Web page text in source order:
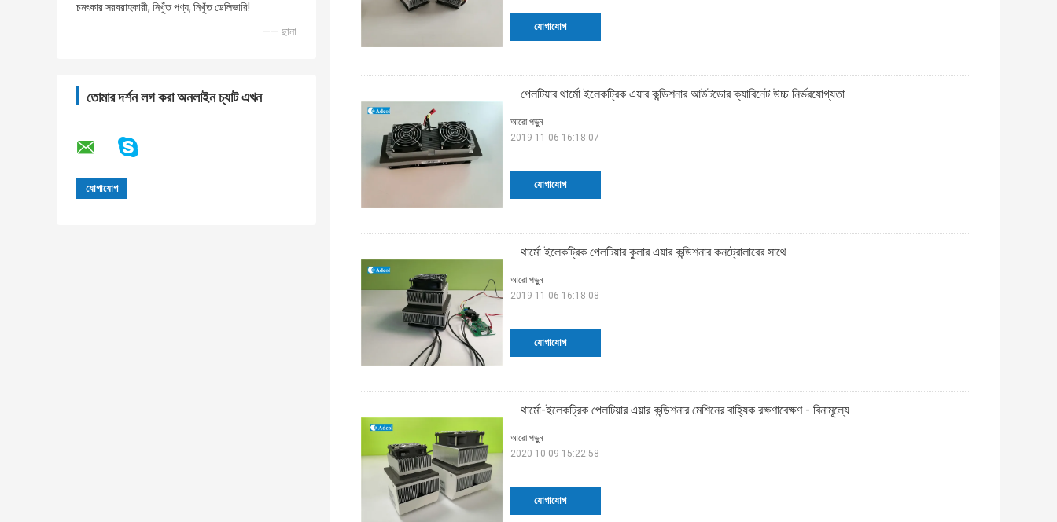
চমৎকার সরবরাহকারী, নিখুঁত পণ্য, নিখুঁত ডেলিভারি!
—— ছানা
তোমার দর্শন লগ করা অনলাইন চ্যাট এখন
যোগাযোগ
পেলটিয়ার থার্মো ইলেকট্রিক এয়ার কন্ডিশনার আউটডোর ক্যাবিনেট উচ্চ নির্ভরযোগ্যতা
যোগাযোগ
আরো পড়ুন
2019-11-06 16:18:07
থার্মো ইলেকট্রিক পেলটিয়ার কুলার এয়ার কন্ডিশনার কনট্রোলারের সাথে
যোগাযোগ
আরো পড়ুন
2019-11-06 16:18:08
থার্মো-ইলেকট্রিক পেলটিয়ার এয়ার কন্ডিশনার মেশিনের বাহ্যিক রক্ষণাবেক্ষণ - বিনামূল্যে
যোগাযোগ
আরো পড়ুন
2020-10-09 15:22:58